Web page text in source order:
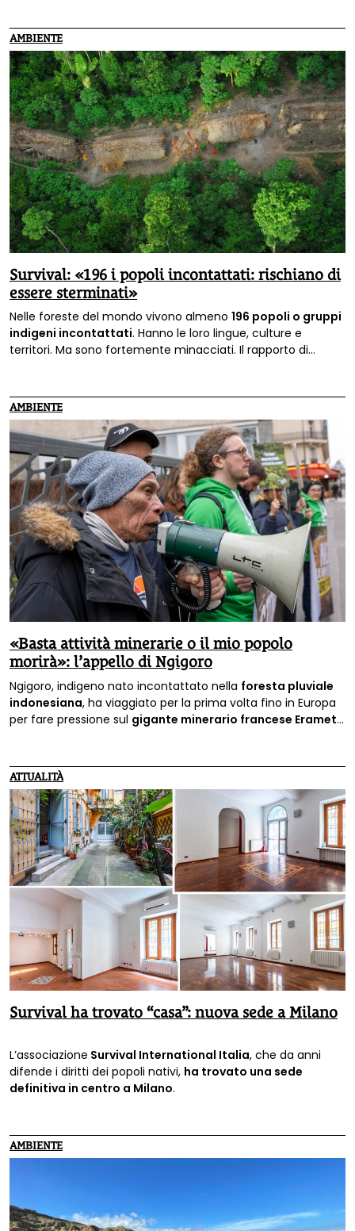
AMBIENTE
Survival: «196 i popoli incontattati: rischiano di
essere sterminati»
Nelle foreste del mondo vivono almeno 196 popoli o gruppi
indigeni incontattati. Hanno le loro lingue, culture e
territori. Ma sono fortemente minacciati. Il rapporto di
AMBIENTE
«Basta attività minerarie o il mio popolo
morirà»: l’appello di Ngigoro
Ngigoro, indigeno nato incontattato nella foresta pluviale
indonesiana, ha viaggiato per la prima volta fino in Europa
per fare pressione sul gigante minerario francese Eramet
ATTUALITÀ
Survival ha trovato “casa”: nuova sede a Milano
L’associazione Survival International Italia, che da anni
difende i diritti dei popoli nativi, ha trovato una sede
definitiva in centro a Milano.
AMBIENTE